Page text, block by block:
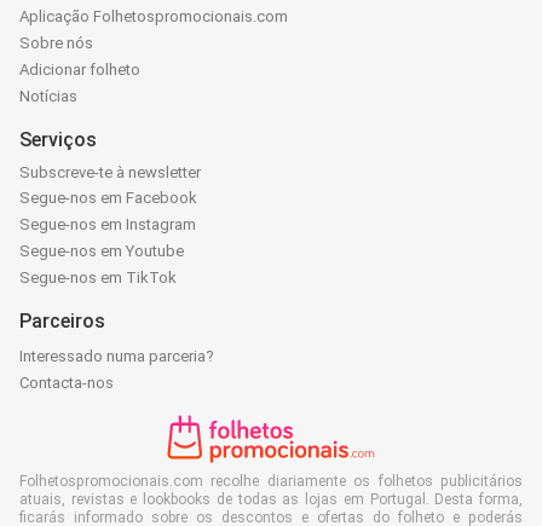
Aplicação Folhetospromocionais.com
Sobre nós
Adicionar folheto
Notícias
Serviços
Subscreve-te à newsletter
Segue-nos em Facebook
Segue-nos em Instagram
Segue-nos em Youtube
Segue-nos em TikTok
Parceiros
Interessado numa parceria?
Contacta-nos
Folhetospromocionais.com recolhe diariamente os folhetos publicitários
atuais, revistas e lookbooks de todas as lojas em Portugal. Desta forma,
ficarás informado sobre os descontos e ofertas do folheto e poderás